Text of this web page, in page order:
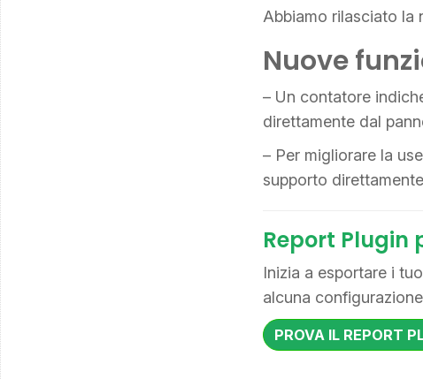
Abbiamo rilasciato la
Nuove
– Un contatore
direttamente dal
– Per migliorare la
supporto
Report Plugin
Inizia a esportare i
alcuna
PROVA IL REPORT